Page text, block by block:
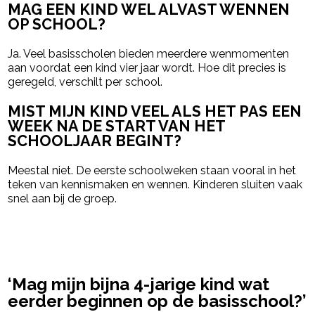
MAG EEN KIND WEL ALVAST WENNEN
OP SCHOOL?
Ja. Veel basisscholen bieden meerdere wenmomenten
aan voordat een kind vier jaar wordt. Hoe dit precies is
geregeld, verschilt per school.
MIST MIJN KIND VEEL ALS HET PAS EEN
WEEK NA DE START VAN HET
SCHOOLJAAR BEGINT?
Meestal niet. De eerste schoolweken staan vooral in het
teken van kennismaken en wennen. Kinderen sluiten vaak
snel aan bij de groep.
‘Mag mijn bijna 4-jarige kind wat
eerder beginnen op de basisschool?’